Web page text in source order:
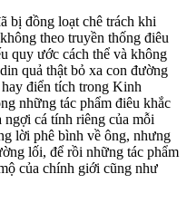
bị đồng loạt chê trách khi
theo truyền thống điêu
quy ước cách thể và không
quả thật bỏ xa con đường
điển tích trong Kinh
những tác phẩm điêu khắc
ngợi cá tính riêng của mỗi
lời phê bình về ông, nhưng
lối, để rồi những tác phẩm
của chính giới cũng như